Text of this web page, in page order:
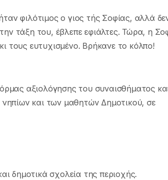
φιλότιμος ο γιος τής Σοφίας, αλλά
τάξη του, έβλεπε εφιάλτες. Τώρα, η
τους ευτυχισμένο. Βρήκανε το κόλπο!
αξιολόγησης του συναισθήματος
και των μαθητών Δημοτικού, σε
δημοτικά σχολεία της περιοχής.